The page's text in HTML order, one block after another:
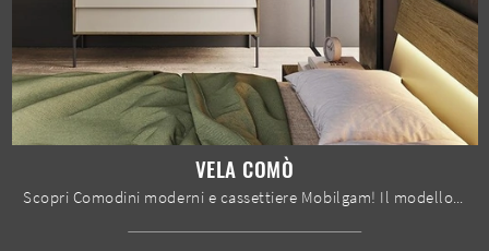
VELA COMÒ
Scopri Comodini moderni e cassettiere Mobilgam! Il modello Vela Comò costruito in legno è il miglior acquisto.